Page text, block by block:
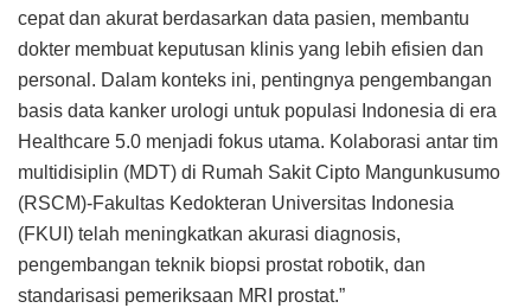
cepat dan akurat berdasarkan data pasien, membantu
dokter membuat keputusan klinis yang lebih efisien dan
personal. Dalam konteks ini, pentingnya pengembangan
basis data kanker urologi untuk populasi Indonesia di era
Healthcare 5.0 menjadi fokus utama. Kolaborasi antar tim
multidisiplin (MDT) di Rumah Sakit Cipto Mangunkusumo
(RSCM)-Fakultas Kedokteran Universitas Indonesia
(FKUI) telah meningkatkan akurasi diagnosis,
pengembangan teknik biopsi prostat robotik, dan
standarisasi pemeriksaan MRI prostat.”